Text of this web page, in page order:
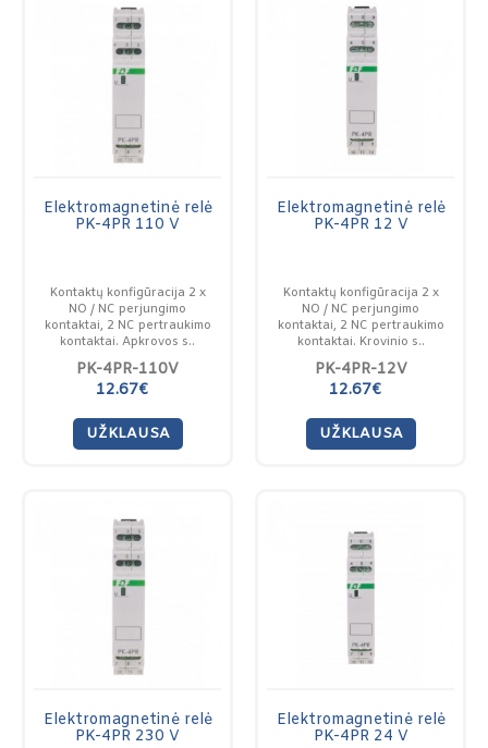
Elektromagnetinė relė
PK-4PR 110 V
Kontaktų konfigūracija 2 x
NO / NC perjungimo
kontaktai, 2 NC pertraukimo
kontaktai. Apkrovos s..
PK-4PR-110V
12.67€
UŽKLAUSA
Elektromagnetinė relė
PK-4PR 12 V
Kontaktų konfigūracija 2 x
NO / NC perjungimo
kontaktai, 2 NC pertraukimo
kontaktai. Krovinio s..
PK-4PR-12V
12.67€
UŽKLAUSA
Elektromagnetinė relė
PK-4PR 230 V
Elektromagnetinė relė
PK-4PR 24 V